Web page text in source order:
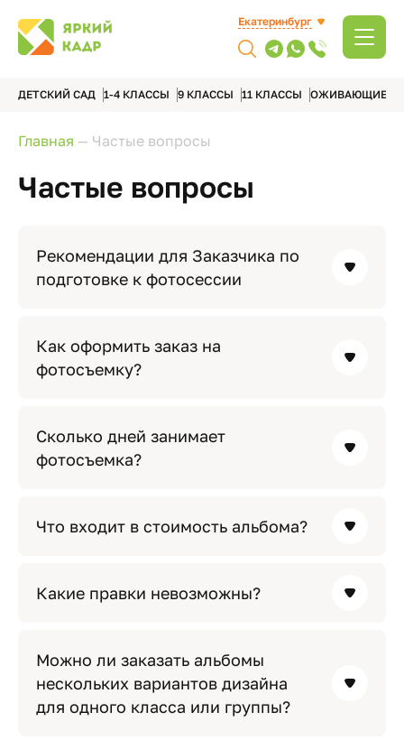
Екатеринбург
ДЕТСКИЙ САД 1-4 КЛАССЫ 9 КЛАССЫ 11 КЛАССЫ ОЖИВАЮЩИЕ
Главная — Частые вопросы
Частые вопросы
Рекомендации для Заказчика по
подготовке к фотосессии
Как оформить заказ на
фотосъемку?
Сколько дней занимает
фотосъемка?
Что входит в стоимость альбома?
Какие правки невозможны?
Можно ли заказать альбомы
нескольких вариантов дизайна
для одного класса или группы?